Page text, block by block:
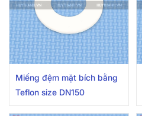
Miếng đệm mặt bích bằng
Teflon size DN150